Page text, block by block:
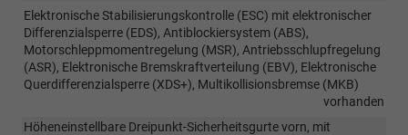
Elektronische Stabilisierungskontrolle (ESC) mit elektronischer
Differenzialsperre (EDS), Antiblockiersystem (ABS),
Motorschleppmomentregelung (MSR), Antriebsschlupfregelung
(ASR), Elektronische Bremskraftverteilung (EBV), Elektronische
Querdifferenzialsperre (XDS+), Multikollisionsbremse (MKB)
vorhanden
Höheneinstellbare Dreipunkt-Sicherheitsgurte vorn, mit